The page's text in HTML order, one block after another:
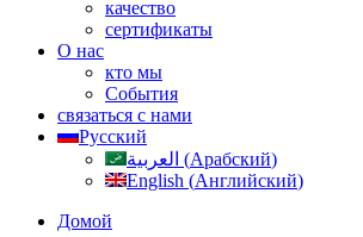
качество
сертификаты
О нас
кто мы
События
связаться с нами
Русский
العربية (Арабский)
English (Английский)
Домой